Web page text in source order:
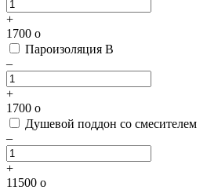
+
1700 o
Пароизоляция В
–
+
1700 o
Душевой поддон со смесителем
–
+
11500 o